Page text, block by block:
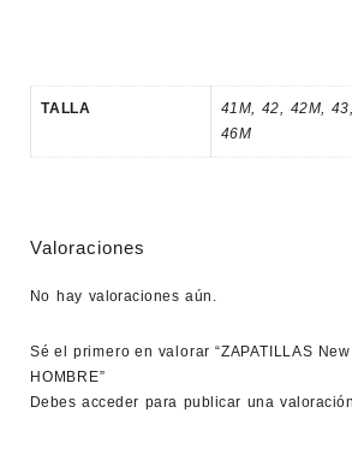
TALLA 41M,42, 42M, 43
46M
Valoraciones
No hay valoraciones aún.
Sé el primero en valorar “ZAPATILLAS
HOMBRE”
Debesacceder para publicar una